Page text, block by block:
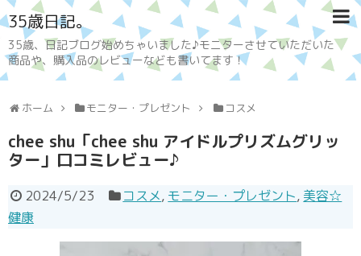
35歳日記。
35歳、日記ブログ始めちゃいました♪モニターさせていただいた
商品や、購入品のレビューなども書いてます！
ホーム モニター・プレゼント コスメ
chee shu「chee shu アイドルプリズムグリッ
ター」口コミレビュー♪
2024/5/23 コスメ, モニター・プレゼント, 美容☆
健康